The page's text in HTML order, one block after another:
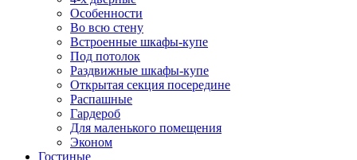
Особенности
Во всю стену
Встроенные шкафы-купе
Под потолок
Раздвижные шкафы-купе
Открытая секция посередине
Распашные
Гардероб
Для маленького помещения
Эконом
Гостиные